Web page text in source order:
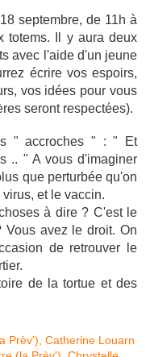
septembre, de 11h à
totems. Il y aura deux
avec l'aide d'un jeune
écrire vos espoirs,
vos idées pour vous
seront respectées).
" accroches " : " Et
.. " A vous d'imaginer
que perturbée qu'on
et le vaccin.
à dire ? C'est le
Vous avez le droit. On
de retrouver le
de la tortue et des